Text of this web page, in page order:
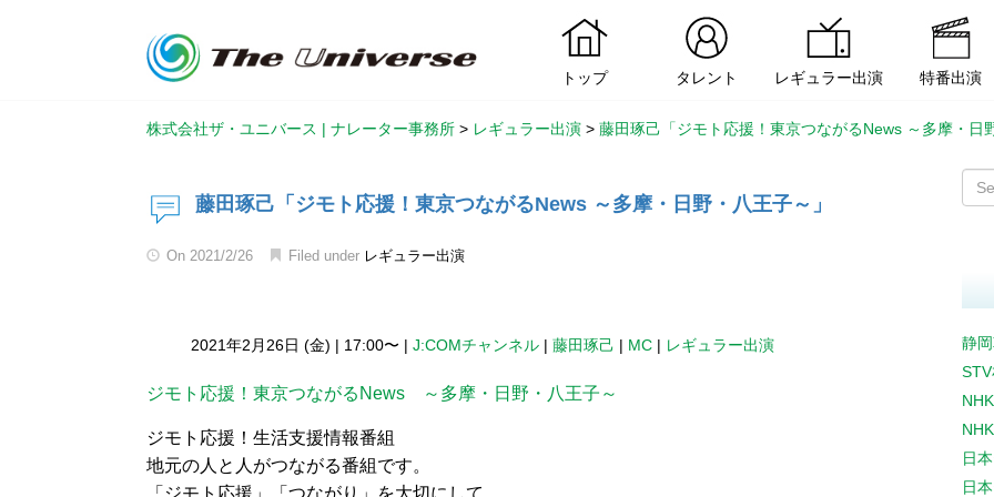
トップ タレント レギュラー出演 特番出演
株式会社ザ・ユニバース | ナレーター事務所 > レギュラー出演 > 藤田琢己「ジモト応援！東京つながるNews ～多摩・日
藤田琢己「ジモト応援！東京つながるNews ～多摩・日野・八王子～」
On 2021/2/26 Filed under レギュラー出演
2021年2月26日 (金) | 17:00〜 | J:COMチャンネル | 藤田琢己 | MC | レギュラー出演
ジモト応援！東京つながるNews ～多摩・日野・八王子～
ジモト応援！生活支援情報番組
地元の人と人がつながる番組です。
「ジモト応援」「つながり」を大切にして
静
日
日